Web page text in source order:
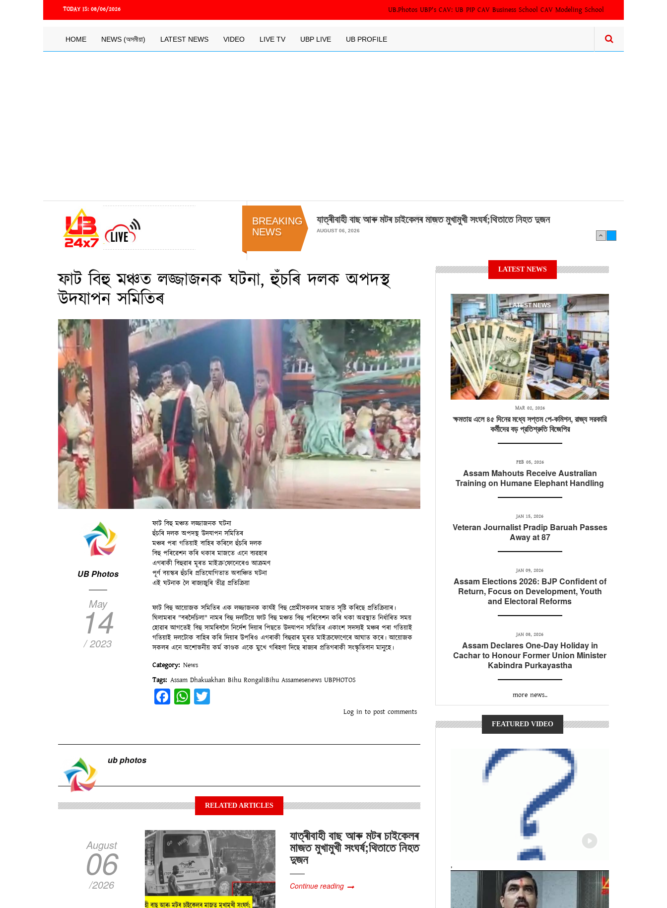
TODAY IS: 08/06/2026 UB.Photos UBP's CAV: UB PIP CAV Business School CAV Modeling School
Main
HOME NEWS (অসমীয়া) LATEST NEWS VIDEO LIVE TV UBP LIVE UB PROFILE
BREAKING
NEWS
মুখ্যমন্ত্ৰীৰ নিৰ্দেশ শিৱসাগৰত মন্ত্ৰী পীযুষ হাজৰিকাৰ জৰুৰী বৈঠক
AUGUST 06, 2026
ফাট বিহু মঞ্চত লজ্জাজনক ঘটনা, হুঁচৰি দলক অপদস্থ
উদযাপন সমিতিৰ
UB Photos
May
14
/ 2023
ফাট বিহু মঞ্চত লজ্জাজনক ঘটনা
হুঁচৰি দলক অপদস্থ উদযাপন সমিতিৰ
মঞ্চৰ পৰা গতিয়াই বাহিৰ কৰিলে হুঁচৰি দলক
বিহু পৰিৱেশন কৰি থকাৰ মাজতে এনে ব্যৱহাৰ
এগৰাকী বিহুৱাৰ মূৰত মাইক্ৰ’ফোনেৰেও আক্ৰমণ
পূৰ্ণ বয়স্কৰ হুঁচৰি প্ৰতিযোগিতাত অবাঞ্চিত ঘটনা
এই ঘটনাক লৈ ৰাজ্যজুৰি তীব্ৰ প্ৰতিক্ৰিয়া
ফাট বিহু আয়োজক সমিতিৰ এক লজ্জাজনক কাৰ্যই বিহু প্ৰেমীসকলৰ মাজত সৃষ্টি কৰিছে প্ৰতিক্ৰিয়াৰ।
ঘিলামৰাৰ "বৰদৈচিলা" নামৰ বিহু দলটিয়ে ফাট বিহু মঞ্চত বিহু পৰিবেশন কৰি থকা অৱস্থাত নিৰ্ধাৰিত সময়
হোৱাৰ আগতেই বিহু সামৰিবলৈ নিৰ্দেশ দিয়াৰ পিছতে উদযাপন সমিতিৰ একাংশ সদস্যই মঞ্চৰ পৰা গতিয়াই
গতিয়াই দলটোক বাহিৰ কৰি দিয়াৰ উপৰিও এগৰাকী বিহুৱাৰ মূৰত মাইক্ৰফোণেৰে আঘাত কৰে। আয়োজক
সকলৰ এনে অশোভনীয় কৰ্ম কাণ্ডক একে মুখে গৰিহণা দিছে ৰাজ্যৰ প্ৰতিগৰাকী সংস্কৃতিবান মানুহে।
Category News
Tags Assam Dhakuakhan Bihu RongaliBihu Assamesenews UBPHOTOS
Facebook
WhatsApp
Log in to post comments
ub photos
RELATED ARTICLES
August
06
/2026
যাত্ৰীবাহী বাছ আৰু মটৰ চাইকেলৰ
মাজত মুখামুখী সংঘৰ্ষ;থিতাতে নিহত
দুজন
Continue reading
LATEST NEWS
LATEST NEWS
MAR 02, 2026
ক্ষমতায় এলে ৪৫ দিনের মধ্যে সপ্তম পে-কমিশন, রাজ্য সরকারি
কর্মীদের বড় প্রতিশ্রুতি বিজেপির
FEB 05, 2026
Assam Mahouts Receive Australian
Training on Humane Elephant Handling
JAN 15, 2026
Veteran Journalist Pradip Baruah Passes
Away at 87
JAN 09, 2026
Assam Elections 2026: BJP Confident of
Return, Focus on Development, Youth
and Electoral Reforms
JAN 08, 2026
Assam Declares One-Day Holiday in
Cachar to Honour Former Union Minister
Kabindra Purkayastha
more news..
FEATURED VIDEO
,